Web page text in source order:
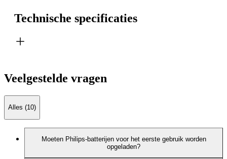
Technische specificaties
Veelgestelde vragen
Alles (10)
Moeten Philips-batterijen voor het eerste gebruik worden
opgeladen?